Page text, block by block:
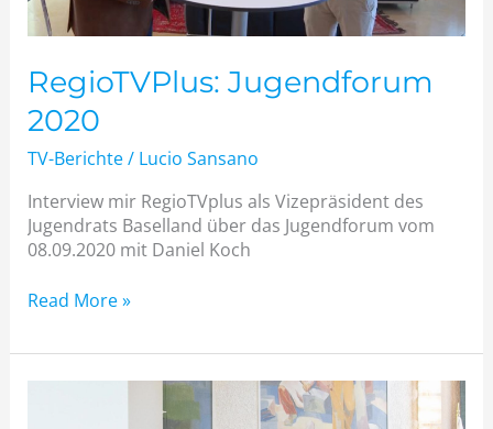
RegioTVPlus: Jugendforum
2020
TV-Berichte/ Lucio Sansano
Interview mir RegioTVplus als Vizepräsident des
Jugendrats Baselland über das Jugendforum vom
08.09.2020 mit Daniel Koch
Read More »